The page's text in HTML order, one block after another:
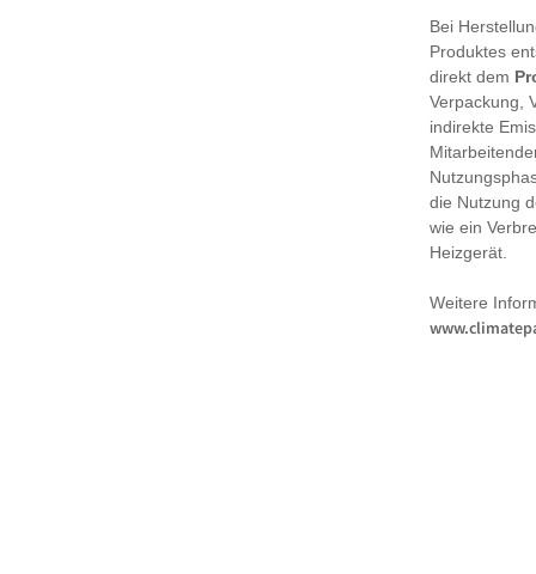
Bei
Produktes
direkt dem
Verpackung,
indirekte
die Nutzung
wie ein
Heizgerät.
Weitere